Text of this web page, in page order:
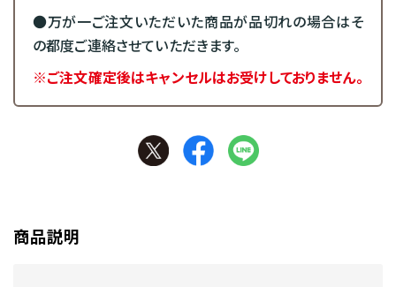
●万が一ご注文いただいた商品が品切れの場合はそ
の都度ご連絡させていただきます。
※ご注文確定後はキャンセルはお受けしておりません。
商品説明